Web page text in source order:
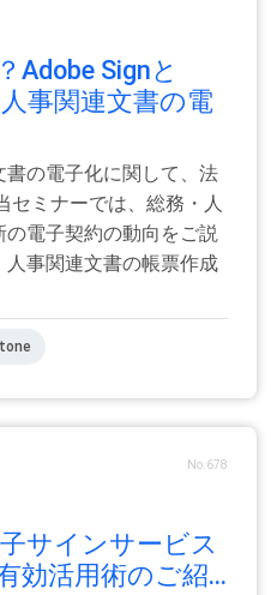
Adobe Signと
事関連文書の電
の電子化に関して、法
セミナーでは、総務・人
電子契約の動向をご説
事関連文書の帳票作成
No.678
サインサービス
効活用術のご紹...